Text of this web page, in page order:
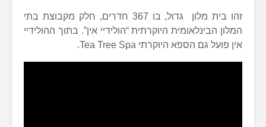
זהו בית מלון גדול, בו 367 חדרים, חלק מקבוצת בתי
המלון הבינלאומית היוקרתית “הולידיי אין”. בתוך ההולידיי
אין פועל גם הספא היוקרתי Tea Tree Spa.